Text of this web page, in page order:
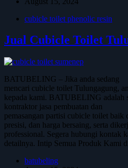
cubicle toilet phenolic resin
Jual Cubicle Toilet
BATUBELING – Jika anda sedang
mencari cubicle toilet Tulungagung,
kepada kami. BATUBELING adalah
kontraktor jasa pembuatan dan
pemasangan partisi cubicle toilet
presisi, dan harga bersaing, serta
professional. Segera hubungi kontak
detailnya. Intip Semua Produk Kami
batubeling